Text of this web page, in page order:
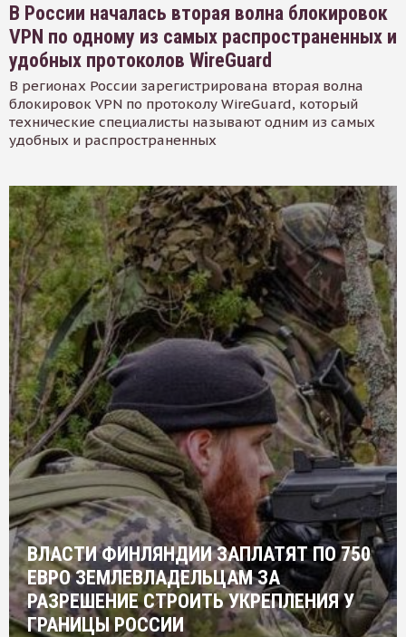
В России началась вторая волна блокировок
VPN по одному из самых распространенных и
удобных протоколов WireGuard
В регионах России зарегистрирована вторая волна
блокировок VPN по протоколу WireGuard, который
технические специалисты называют одним из самых
удобных и распространенных
ВЛАСТИ ФИНЛЯНДИИ ЗАПЛАТЯТ ПО 750
ЕВРО ЗЕМЛЕВЛАДЕЛЬЦАМ ЗА
РАЗРЕШЕНИЕ СТРОИТЬ УКРЕПЛЕНИЯ У
ГРАНИЦЫ РОССИИ